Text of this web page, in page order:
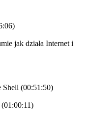
jak działa Internet i
Shell (00:51:50)